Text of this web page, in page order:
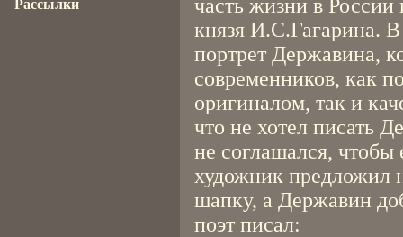
часть жизни в
князя И.С.Гагарина.
портрет Державина,
современников, как
оригиналом, так и
что не хотел писать
не соглашался,
художник предложил
шапку, а Державин
поэт писал:
Рассылки